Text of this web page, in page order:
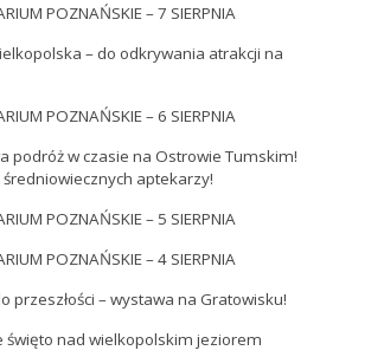
POZNAŃSKIE – 7 SIERPNIA
– do odkrywania atrakcji na
POZNAŃSKIE – 6 SIERPNIA
podróż w czasie na Ostrowie Tumskim!
aptekarzy!
POZNAŃSKIE – 5 SIERPNIA
POZNAŃSKIE – 4 SIERPNIA
przeszłości – wystawa na Gratowisku!
święto nad wielkopolskim jeziorem